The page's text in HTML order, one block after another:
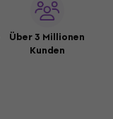
Über 3 Millionen
Kunden